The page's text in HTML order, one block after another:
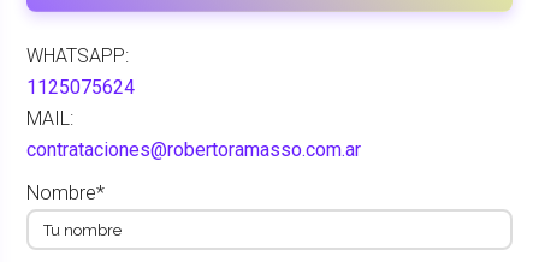
WHATSAPP:
1125075624
MAIL:
contrataciones@robertoramasso.com.ar
Nombre*